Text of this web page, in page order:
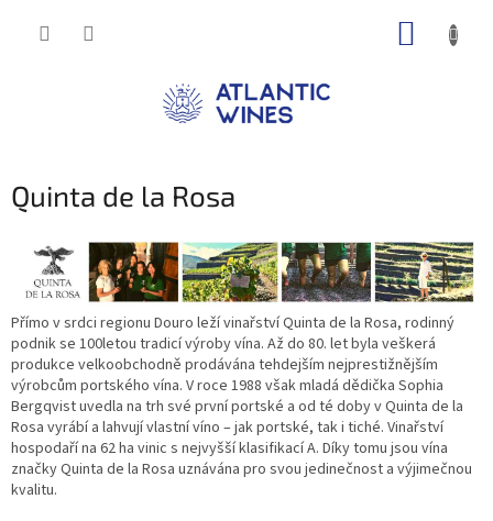
Quinta de la Rosa
Přímo v srdci regionu Douro leží vinařství Quinta de la Rosa, rodinný
podnik se 100letou tradicí výroby vína. Až do 80. let byla veškerá
produkce velkoobchodně prodávána tehdejším nejprestižnějším
výrobcům portského vína. V roce 1988 však mladá dědička Sophia
Bergqvist uvedla na trh své první portské a od té doby v Quinta de la
Rosa vyrábí a lahvují vlastní víno – jak portské, tak i tiché. Vinařství
hospodaří na 62 ha vinic s nejvyšší klasifikací A. Díky tomu jsou vína
značky Quinta de la Rosa uznávána pro svou jedinečnost a výjimečnou
kvalitu.